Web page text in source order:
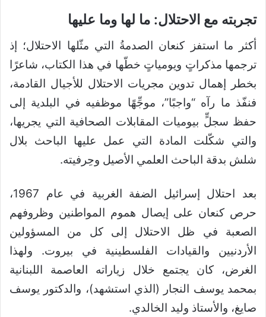
تجربته مع الاحتلال: ما لها وما عليها
أكثر ما استفز كنعان الصدمةُ التي مثّلها الاحتلال؛ إذ
ترجمها مذكراتٍ ويومياتٍ خطّها في هذا الكتاب، شاعرًا
بخطر إهمال تدوين مجريات الاحتلال للأجيال القادمة،
فنفّذ ما رآه “واجبًا”، موجِّهًا موظفيه في البلدية إلى
حفظ سجلٍّ بيوميات المقابلات الصحافية التي يجريها،
والتي شكّلت المادة التي عمل عليها الباحث بلال
شلش بدقة الباحث العلمي الأصيل وحِرفيته.
بعد احتلال إسرائيل الضفة الغربية في عام 1967،
حرص كنعان على إيصال هموم المواطنين وظروفهم
الصعبة في ظل الاحتلال إلى كل من المسؤولين
الأردنيين والقيادات الفلسطينية في بيروت. ولهذا
الغرض، كان يجتمع خلال زياراته العاصمة اللبنانية
بمحمد يوسف النجار (الذي استشهد)، والدكتور يوسف
صايغ، والأستاذ وليد الخالدي.